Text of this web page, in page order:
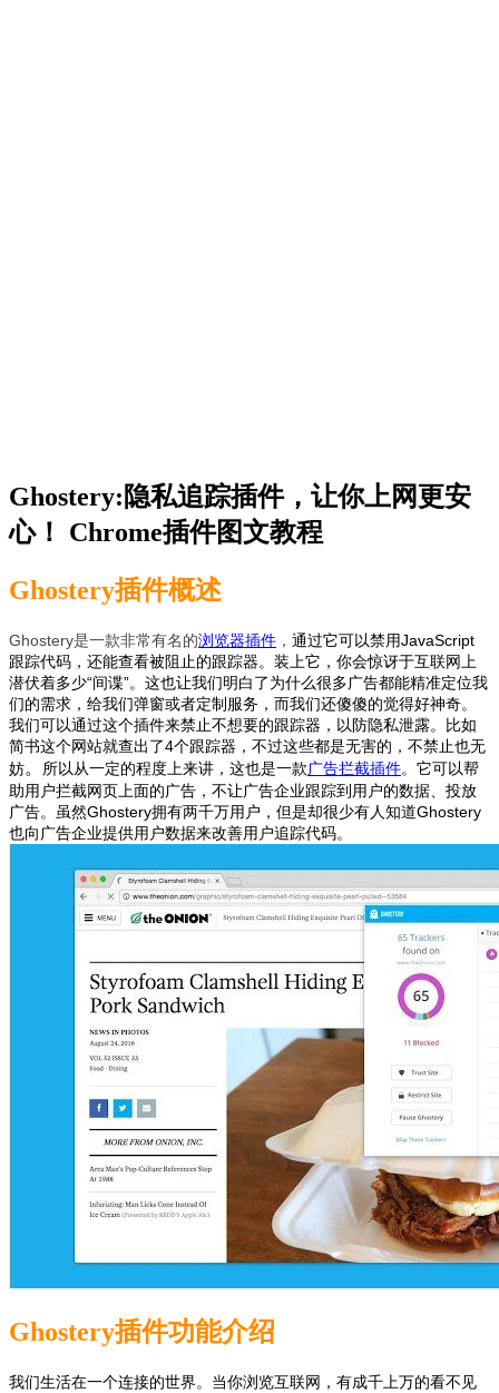
Ghostery:隐私追踪插件，让你上网更安
心！ Chrome插件图文教程
Ghostery插件概述
Ghostery是一款非常有名的浏览器插件 ， 通过它可以禁用JavaScript
跟踪代码，还能查看被阻止的跟踪器。装上它，你会惊讶于互联网上
潜伏着多少“间谍”。这也让我们明白了为什么很多广告都能精准定位我
们的需求，给我们弹窗或者定制服务，而我们还傻傻的觉得好神奇。
我们可以通过这个插件来禁止不想要的跟踪器，以防隐私泄露。比如
简书这个网站就查出了4个跟踪器，不过这些都是无害的，不禁止也无
妨。 所以从一定的程度上来讲，这也是一款广告拦截插件。 它可以帮
助用户拦截网页上面的广告，不让广告企业跟踪到用户的数据、投放
广告。虽然Ghostery拥有两千万用户，但是却很少有人知道Ghostery
也向广告企业提供用户数据来改善用户追踪代码。
Ghostery插件功能介绍
我们生活在一个连接的世界。当你浏览互联网，有成千上万的看不见